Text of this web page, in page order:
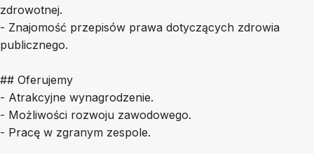
zdrowotnej.
- Znajomość przepisów prawa dotyczących zdrowia
publicznego.
## Oferujemy
- Atrakcyjne wynagrodzenie.
- Możliwości rozwoju zawodowego.
- Pracę w zgranym zespole.